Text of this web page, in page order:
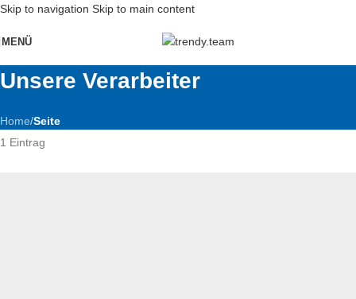
Skip to navigation Skip to main content
MENÜ
Unsere Verarbeiter
Home/Seite
1 Eintrag